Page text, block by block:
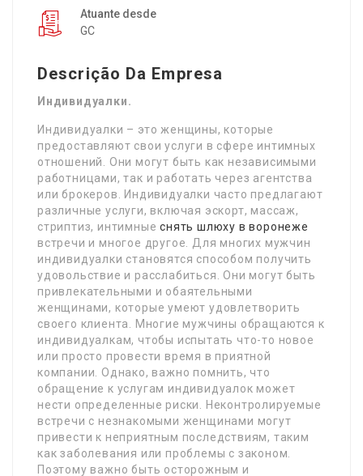
Atuante desde
GC
Descrição Da Empresa
Индивидуалки.
Индивидуалки – это женщины, которые
предоставляют свои услуги в сфере интимных
отношений. Они могут быть как независимыми
работницами, так и работать через агентства
или брокеров. Индивидуалки часто предлагают
различные услуги, включая эскорт, массаж,
стриптиз, интимныеснять шлюху в воронеже
встречи и многое другое. Для многих мужчин
индивидуалки становятся способом получить
удовольствие и расслабиться. Они могут быть
привлекательными и обаятельными
женщинами, которые умеют удовлетворить
своего клиента. Многие мужчины обращаются к
индивидуалкам, чтобы испытать что-то новое
или просто провести время в приятной
компании. Однако, важно помнить, что
обращение к услугам индивидуалок может
нести определенные риски. Неконтролируемые
встречи с незнакомыми женщинами могут
привести к неприятным последствиям, таким
как заболевания или проблемы с законом.
Поэтому важно быть осторожным и